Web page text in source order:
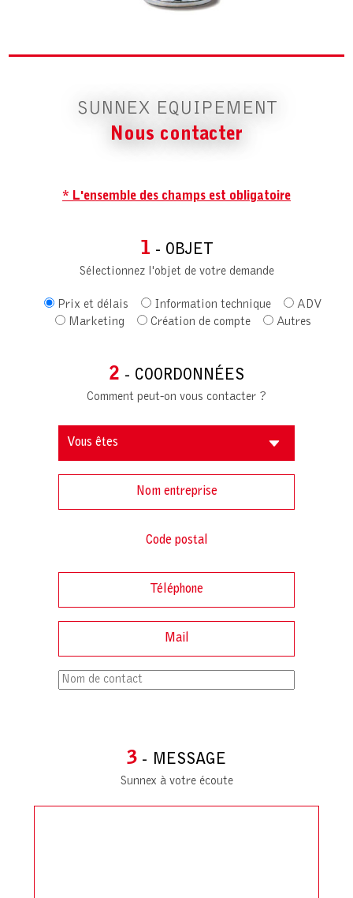
SUNNEX EQUIPEMENT
Nous contacter
* L'ensemble des champs est obligatoire
1 - OBJET
Sélectionnez l'objet de votre demande
Prix et délais Information technique
ADV
Marketing
Création de compte Autres
2 - COORDONNÉES
Comment peut-on vous contacter ?
3 - MESSAGE
Sunnex à votre écoute